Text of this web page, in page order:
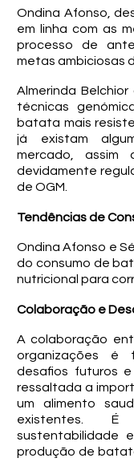
Ondina Afonso,
em linha com as
processo de
metas ambiciosas
Almerinda
técnicas
batata mais
já existam
mercado,
devidamente
de OGM.
Tendências de
Ondina Afonso e
do consumo de
nutricional para
Colaboração e
A colaboração
organizações é
desafios futuros
ressaltada a
um alimento
existentes. É
sustentabilidade
produção de